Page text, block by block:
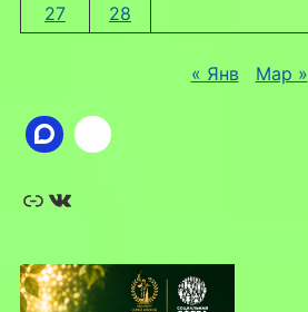
27
28
« Янв Мар »
Ссылка